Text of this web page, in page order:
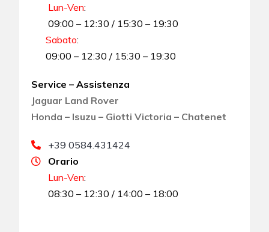
Lun-Ven:
09:00 – 12:30 / 15:30 – 19:30
Sabato:
09:00 – 12:30 / 15:30 – 19:30
Service – Assistenza
Jaguar Land Rover
Honda – Isuzu – Giotti Victoria – Chatenet
+39 0584.431424
Orario
Lun-Ven:
08:30 – 12:30 / 14:00 – 18:00